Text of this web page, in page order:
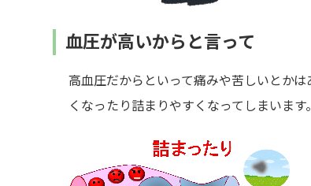
血圧が高いからと言って
高血圧だからといって痛みや苦しいとか
くなったり詰まりやすくなってしまいます。